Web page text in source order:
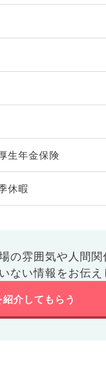
生年金保険
休暇
の雰囲気や人間関
ない情報をお伝え
介してもらう